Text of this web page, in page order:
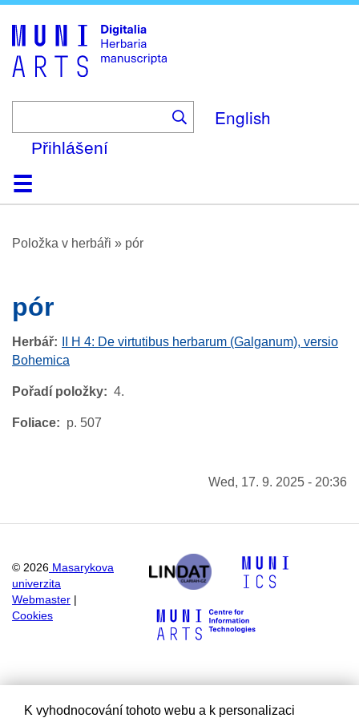
English
Přihlášení
DomůProhlížení
O platformě
Nápověda
KontaktDigitalia
Položka v herbáři » pór
pór
Herbář
II H 4: De virtutibus herbarum (Galganum), versio
Bohemica
Pořadí položky 4.
Foliace p. 507
Wed, 17. 9. 2025 - 20:36
© 2026 Masarykova
univerzita
Webmaster
Cookies
K vyhodnocování tohoto webu a k personalizaci